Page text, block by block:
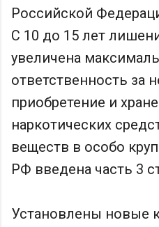
Российской
С 10 до 15 лет
увеличена
ответственность за
приобретение и
наркотических
веществ в особо
РФ введена часть 3
Установлены новые